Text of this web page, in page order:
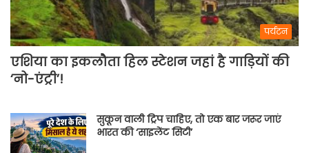
पर्यटन
एशिया का इकलौता हिल स्टेशन जहां है गाड़ियों की
‘नो-एंट्री’!
सुकून वाली ट्रिप चाहिए, तो एक बार जरूर जाएं
भारत की ‘साइलेंट सिटी’